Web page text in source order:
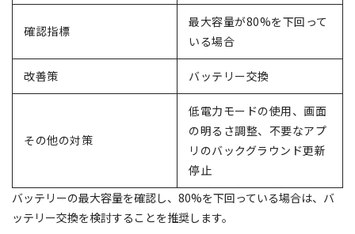
確認指標
最大容量が80%を下回って
いる場合
改善策 バッテリー交換
その他の対策
低電力モードの使用、画面
の明るさ調整、不要なアプ
リのバックグラウンド更新
停止
バッテリーの最大容量を確認し、80%を下回っている場合は、バ
ッテリー交換を検討することを推奨します。